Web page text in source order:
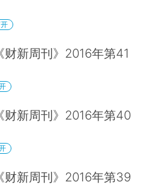
新周刊》2016年第41
财新周刊》2016年第40
财新周刊》2016年第39